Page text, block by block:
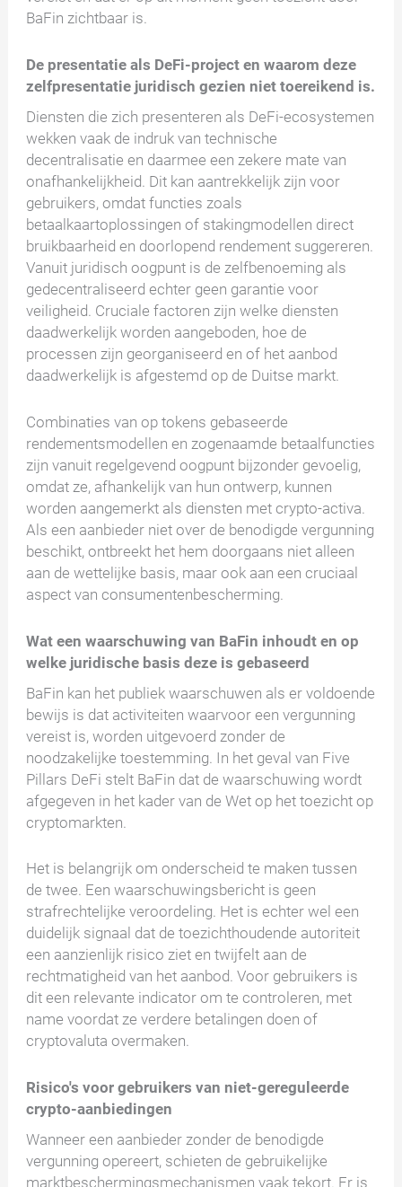
BaFin zichtbaar is.
De presentatie als DeFi-project en waarom deze
zelfpresentatie juridisch gezien niet toereikend is.
Diensten die zich presenteren als DeFi-ecosystemen
wekken vaak de indruk van technische
decentralisatie en daarmee een zekere mate van
onafhankelijkheid. Dit kan aantrekkelijk zijn voor
gebruikers, omdat functies zoals
betaalkaartoplossingen of stakingmodellen direct
bruikbaarheid en doorlopend rendement suggereren.
Vanuit juridisch oogpunt is de zelfbenoeming als
gedecentraliseerd echter geen garantie voor
veiligheid. Cruciale factoren zijn welke diensten
daadwerkelijk worden aangeboden, hoe de
processen zijn georganiseerd en of het aanbod
daadwerkelijk is afgestemd op de Duitse markt.
Combinaties van op tokens gebaseerde
rendementsmodellen en zogenaamde betaalfuncties
zijn vanuit regelgevend oogpunt bijzonder gevoelig,
omdat ze, afhankelijk van hun ontwerp, kunnen
worden aangemerkt als diensten met crypto-activa.
Als een aanbieder niet over de benodigde vergunning
beschikt, ontbreekt het hem doorgaans niet alleen
aan de wettelijke basis, maar ook aan een cruciaal
aspect van consumentenbescherming.
Wat een waarschuwing van BaFin inhoudt en op
welke juridische basis deze is gebaseerd
BaFin kan het publiek waarschuwen als er voldoende
bewijs is dat activiteiten waarvoor een vergunning
vereist is, worden uitgevoerd zonder de
noodzakelijke toestemming. In het geval van Five
Pillars DeFi stelt BaFin dat de waarschuwing wordt
afgegeven in het kader van de Wet op het toezicht op
cryptomarkten.
Het is belangrijk om onderscheid te maken tussen
de twee. Een waarschuwingsbericht is geen
strafrechtelijke veroordeling. Het is echter wel een
duidelijk signaal dat de toezichthoudende autoriteit
een aanzienlijk risico ziet en twijfelt aan de
rechtmatigheid van het aanbod. Voor gebruikers is
dit een relevante indicator om te controleren, met
name voordat ze verdere betalingen doen of
cryptovaluta overmaken.
Risico's voor gebruikers van niet-gereguleerde
crypto-aanbiedingen
Wanneer een aanbieder zonder de benodigde
vergunning opereert, schieten de gebruikelijke
marktbeschermingsmechanismen vaak tekort. Er is